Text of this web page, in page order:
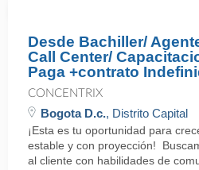
Desde Bachiller/
Call Center/
Paga +contrato
CONCENTRIX
Bogota D.c., Distrito Capital
¡Esta es tu oportunidad para
estable y con proyección!
al cliente con habilidades de